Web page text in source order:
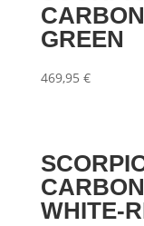
GREEN
469,95 €
WHITE-